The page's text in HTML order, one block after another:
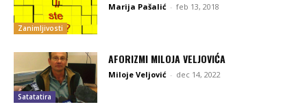
Zanimljivosti
Marija Pašalić - feb 13, 2018
Satatatira
AFORIZMI MILOJA VELJOVIĆA
Miloje Veljović - dec 14, 2022